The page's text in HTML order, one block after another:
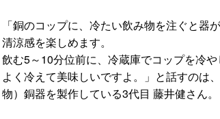
「銅のコップに、冷たい飲み物を注ぐと器
清涼感を楽しめます。
飲む5～10分位前に、冷蔵庫でコップを冷
よく冷えて美味しいですよ。」と話すのは
物）銅器を製作している3代目 藤井健さん。